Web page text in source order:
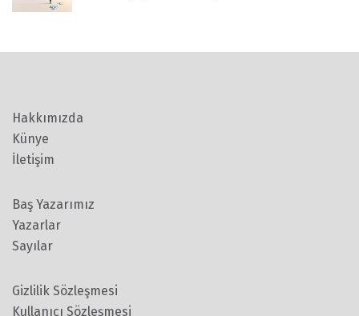
Hakkımızda
Künye
İletişim
Baş Yazarımız
Yazarlar
Sayılar
Gizlilik Sözleşmesi
Kullanıcı Sözleşmesi